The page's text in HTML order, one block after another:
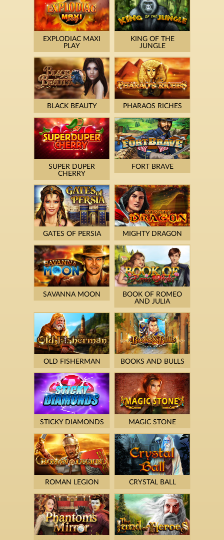
EXPLODIAC MAXI
PLAY
KING OF THE
JUNGLE
BLACK BEAUTY PHARAOS RICHES
SUPER DUPER
CHERRY
FORT BRAVE
GATES OF PERSIA MIGHTY DRAGON
SAVANNA MOON
BOOK OF ROMEO
AND JULIA
OLD FISHERMAN BOOKS AND BULLS
STICKY DIAMONDS MAGIC STONE
ROMAN LEGION CRYSTAL BALL